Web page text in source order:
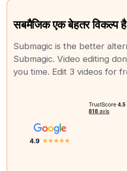
सबमैजिक एक बेहतर विकल्प
Submagic is the better
Submagic. Video editing
you time. Edit 3 videos for